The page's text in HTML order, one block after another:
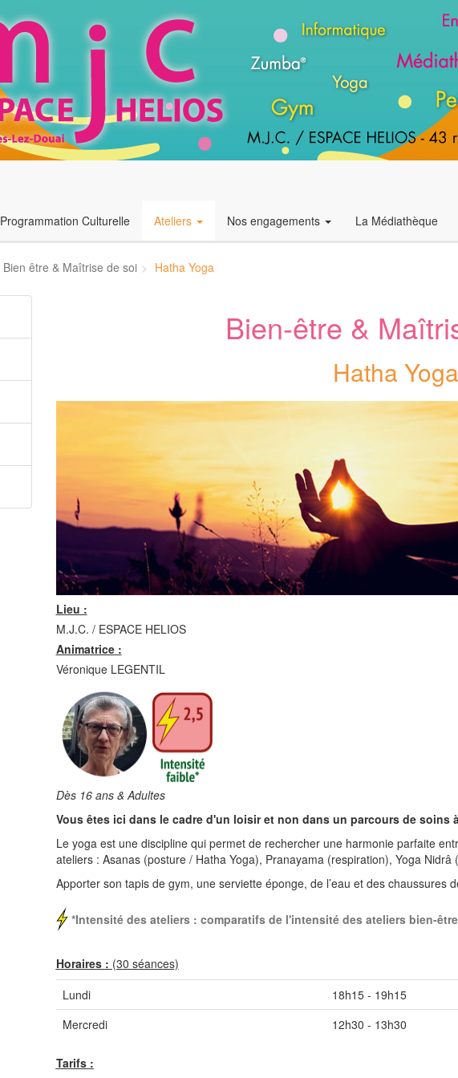
Programmation Culturelle Ateliers Nos engagements La Médiathèque
Bien être & Maîtrise de soi Hatha Yoga
Bien-être &
Hatha Yoga
Lieu :
M.J.C. / ESPACE HELIOS
Animatrice :
Véronique LEGENTIL
Dès 16 ans & Adultes
Vous êtes ici dans le cadre d'un loisir et non dans un parcours de soins
Le yoga est une discipline qui permet de rechercher une harmonie parfaite
ateliers : Asanas (posture / Hatha Yoga), Pranayama (respiration), Yoga
Apporter son tapis de gym, une serviette éponge, de l’eau et des chaussures
*Intensité des ateliers : comparatifs de l'intensité des ateliers bien-
Horaires : (30 séances)
Lundi
18h15 - 19h15
Mercredi
12h30 - 13h30
Tarifs :